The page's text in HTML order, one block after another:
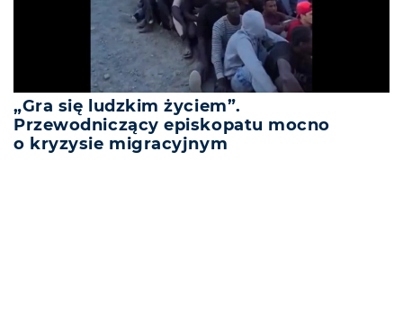
„Gra się ludzkim życiem”.
Przewodniczący episkopatu mocno
o kryzysie migracyjnym